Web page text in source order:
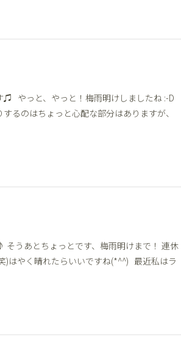
♫ やっと、やっと！梅雨明けしましたね :-D
るのはちょっと心配な部分はありますが、
うあとちょっとです、梅雨明けまで！ 連休
やく晴れたらいいですね(*^^) 最近私はラ